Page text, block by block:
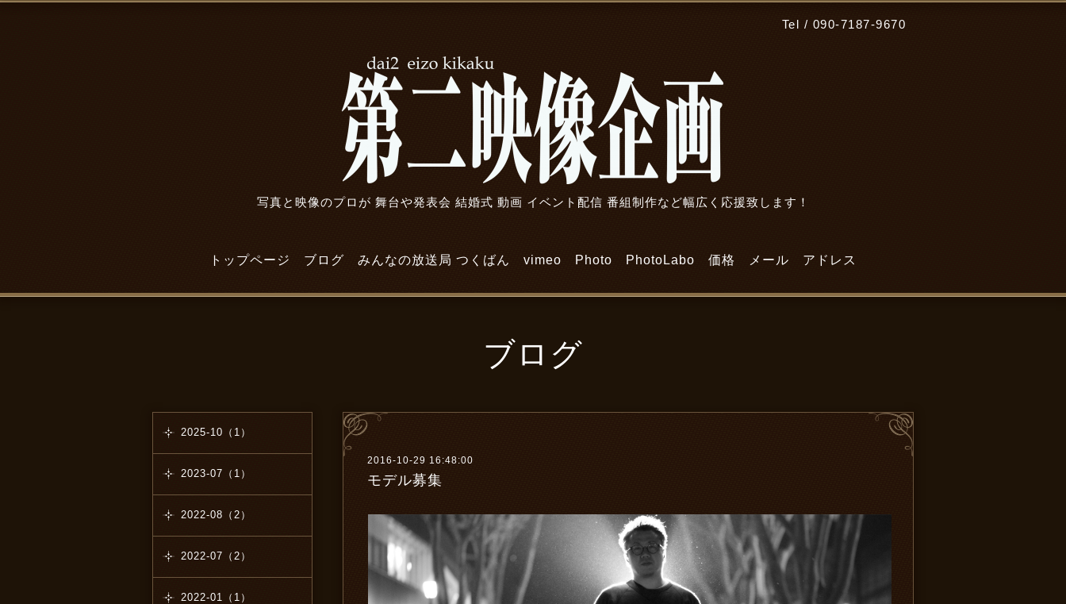
Tel / 090-7187-9670
写真と映像のプロが 舞台や発表会 結婚式 動画 イベント配信 番組制作など幅広く応援致します！
トップページ ブログ みんなの放送局 つくばん vimeo Photo PhotoLabo 価格 メール アドレス
ブログ
2016-10-29 16:48:00
モデル募集
2025-10（1）
2023-07（1）
2022-08（2）
2022-07（2）
2022-01（1）